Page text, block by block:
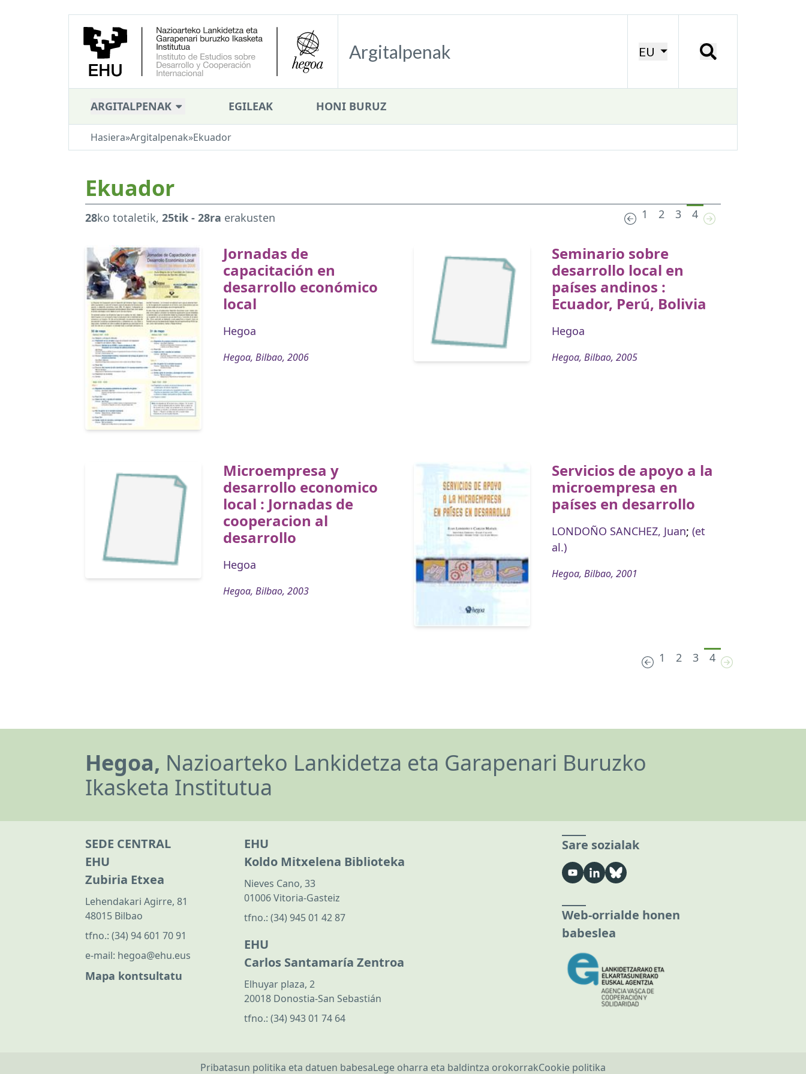
Argitalpenak EU
ARGITALPENAK EGILEAK HONI BURUZ
Hasiera»Argitalpenak»Ekuador
Ekuador
28ko totaletik, 25tik - 28ra erakusten 1 2 3 4
Jornadas de
capacitación en
desarrollo económico
local
Hegoa
Hegoa, Bilbao, 2006
Seminario sobre
desarrollo local en
países andinos :
Ecuador, Perú, Bolivia
Hegoa
Hegoa, Bilbao, 2005
Microempresa y
desarrollo economico
local : Jornadas de
cooperacion al
desarrollo
Hegoa
Hegoa, Bilbao, 2003
Servicios de apoyo a la
microempresa en
países en desarrollo
LONDOÑO SANCHEZ, Juan; (et
al.)
Hegoa, Bilbao, 2001
1 2 3 4
Hegoa, Nazioarteko Lankidetza eta Garapenari Buruzko
Ikasketa Institutua
SEDE CENTRAL
EHU
Zubiria Etxea
Lehendakari Agirre, 81
48015 Bilbao
tfno.: (34) 94 601 70 91
e-mail: hegoa@ehu.eus
Mapa kontsultatu
EHU
Koldo Mitxelena Biblioteka
Nieves Cano, 33
01006 Vitoria-Gasteiz
tfno.: (34) 945 01 42 87
EHU
Carlos Santamaría Zentroa
Elhuyar plaza, 2
20018 Donostia-San Sebastián
tfno.: (34) 943 01 74 64
Sare sozialak
Web-orrialde honen
babeslea
Pribatasun politika eta datuen babesaLege oharra eta baldintza orokorrakCookie politika